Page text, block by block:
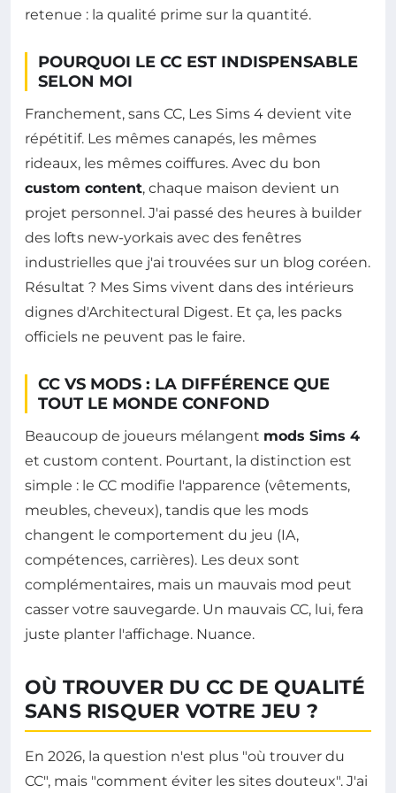
retenue : la qualité prime sur la quantité.
POURQUOI LE CC EST INDISPENSABLE
SELON MOI
Franchement, sans CC, Les Sims 4 devient vite
répétitif. Les mêmes canapés, les mêmes
rideaux, les mêmes coiffures. Avec du bon
custom content, chaque maison devient un
projet personnel. J'ai passé des heures à builder
des lofts new-yorkais avec des fenêtres
industrielles que j'ai trouvées sur un blog coréen.
Résultat ? Mes Sims vivent dans des intérieurs
dignes d'Architectural Digest. Et ça, les packs
officiels ne peuvent pas le faire.
CC VS MODS : LA DIFFÉRENCE QUE
TOUT LE MONDE CONFOND
Beaucoup de joueurs mélangent mods Sims 4
et custom content. Pourtant, la distinction est
simple : le CC modifie l'apparence (vêtements,
meubles, cheveux), tandis que les mods
changent le comportement du jeu (IA,
compétences, carrières). Les deux sont
complémentaires, mais un mauvais mod peut
casser votre sauvegarde. Un mauvais CC, lui, fera
juste planter l'affichage. Nuance.
OÙ TROUVER DU CC DE QUALITÉ
SANS RISQUER VOTRE JEU ?
En 2026, la question n'est plus "où trouver du
CC", mais "comment éviter les sites douteux". J'ai